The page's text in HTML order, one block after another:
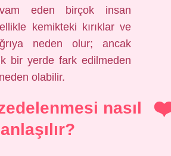
eden birçok insan
kemikteki kırıklar ve
neden olur; ancak
bir yerde fark edilmeden
olabilir.
nasıl
anlaşılır?